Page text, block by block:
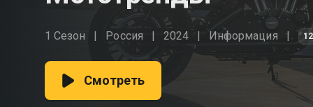
1 Сезон Россия 2024 Информация
Смотреть